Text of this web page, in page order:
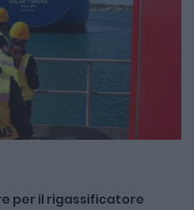
per il rigassificatore